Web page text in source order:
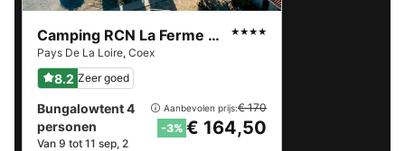
Camping RCN La Ferme du Latois ★★★★
Pays De La Loire, Coex
8.2 Zeer goed
Bungalowtent 4
personen
Van 9 tot 11 sep, 2
Aanbevolen prijs:€ 170
-3% € 164,50